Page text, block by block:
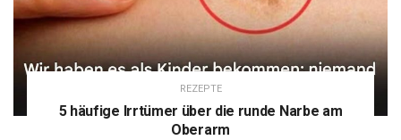
REZEPTE
5 häufige Irrtümer über die runde Narbe am
Oberarm